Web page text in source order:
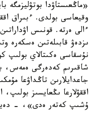
«ماڭعىستاۋدا بوتۋليزمگە
وقيعاسى بولدى. ءبىراق
ءالى ەرتە. قونىس
ىزدەۋ قابىلەتىن ەسكەرە
نۇسقاسى ەكىتالاي بولىپ
شاقىرىم كەدەرگى ەمەس،
جاعدايلارىن تاڭداۋعا
اققۋلارعا ىڭعايسىز
ۇشىپ كەتەر ەدى»، -